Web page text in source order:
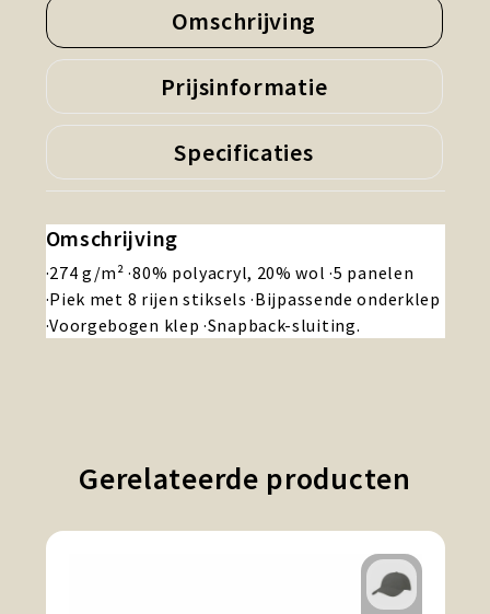
Omschrijving
Prijsinformatie
Specificaties
Omschrijving
·274 g/m² ·80% polyacryl, 20% wol ·5 panelen
·Piek met 8 rijen stiksels ·Bijpassende onderklep
·Voorgebogen klep ·Snapback-sluiting.
Gerelateerde producten